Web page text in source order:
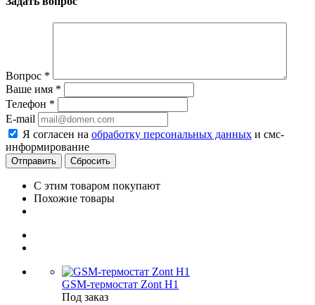
Вопрос *
Ваше имя *
Телефон *
E-mail
Я согласен на обработку персональных данных и смс-
информирование
Сбросить
С этим товаром покупают
Похожие товары
GSM-термостат Zont H1
Под заказ